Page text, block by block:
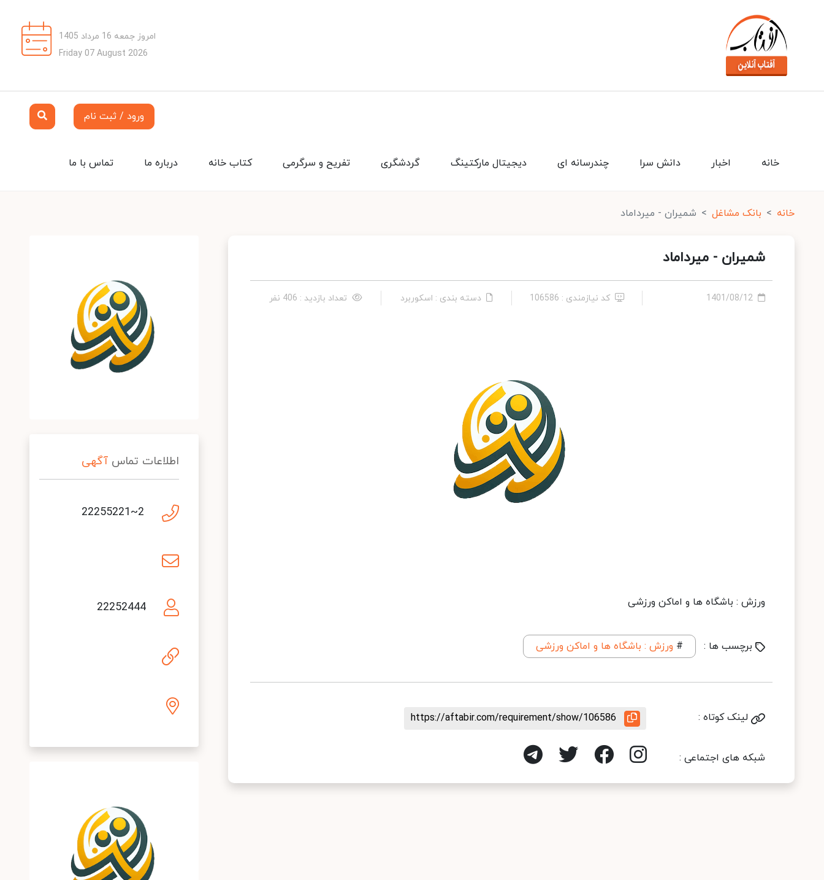
امروز جمعه 16 مرداد 1405
Friday 07 August 2026
ورود / ثبت نام
تماس با ما درباره ما کتاب خانه تفریح و سرگرمی گردشگری دیجیتال مارکتینگ چندرسانه ای دانش سرا اخبار خانه
خانه بانک مشاغل شمیران - میرداماد
شمیران - میرداماد
1401/08/12 کد نیازمندی : 106586 دسته بندی : اسكوربرد تعداد بازدید : 406 نفر
ورزش : باشگاه ها و اماكن ورزشی
برچسب ها : # ورزش : باشگاه ها و اماكن ورزشی
لینک کوتاه : https://aftabir.com/requirement/show/106586
شبکه های اجتماعی :
اطلاعات تماس آگهی
2~22255221
22252444